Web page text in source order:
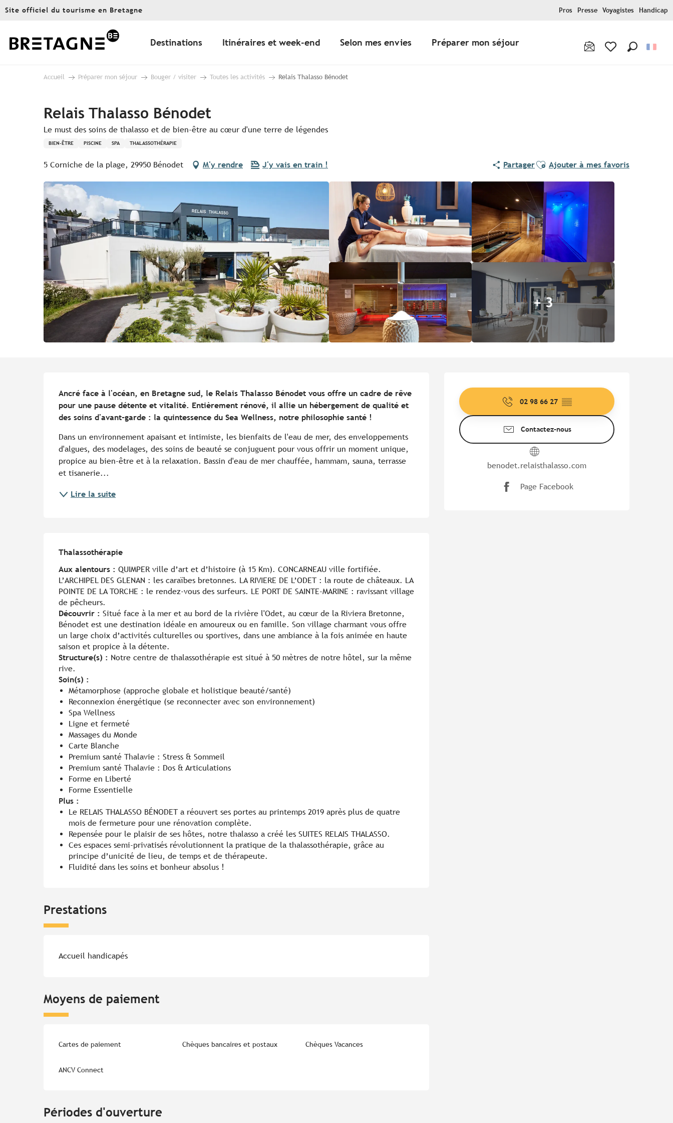
Aller
principal
Site officiel du tourisme en Bretagne Pros Presse Voyagistes Handicap
Destinations Itinéraires et week-end Selon mes envies Préparer mon séjour
Accueil Préparer mon séjour Bouger / visiter Toutes les activités Relais Thalasso Bénodet
Relais Thalasso Bénodet
Le must des soins de thalasso et de bien-être au cœur d'une terre de légendes
BIEN-ÊTRE PISCINE SPA THALASSOTHÉRAPIE
5 Corniche de la plage, 29950 Bénodet M'y rendre J'y vais en train ! PartagerAjouter aux favoris
Ajouter à mes favoris
+ 3
Ouverture et coordonnées
02 98 66 27 ▒▒
Contactez-nous
benodet.relaisthalasso.com
Page Facebook
Ancré face à l'océan, en Bretagne sud, le Relais Thalasso Bénodet vous offre un cadre de rêve
pour une pause détente et vitalité. Entièrement rénové, il allie un hébergement de qualité et
des soins d'avant-garde : la quintessence du Sea Wellness, notre philosophie santé !
Dans un environnement apaisant et intimiste, les bienfaits de l'eau de mer, des enveloppements
d'algues, des modelages, des soins de beauté se conjuguent pour vous offrir un moment unique,
propice au bien-être et à la relaxation. Bassin d'eau de mer chauffée, hammam, sauna, terrasse
et tisanerie...
Lire la suite
Thalassothérapie
Thalassothérapie
Aux alentours : QUIMPER ville d’art et d’histoire (à 15 Km). CONCARNEAU ville fortifiée.
L’ARCHIPEL DES GLENAN : les caraïbes bretonnes. LA RIVIERE DE L’ODET : la route de châteaux. LA
POINTE DE LA TORCHE : le rendez-vous des surfeurs. LE PORT DE SAINTE-MARINE : ravissant village
de pêcheurs.
Découvrir : Situé face à la mer et au bord de la rivière l'Odet, au cœur de la Riviera Bretonne,
Bénodet est une destination idéale en amoureux ou en famille. Son village charmant vous offre
un large choix d’activités culturelles ou sportives, dans une ambiance à la fois animée en haute
saison et propice à la détente.
Structure(s) : Notre centre de thalassothérapie est situé à 50 mètres de notre hôtel, sur la même
rive.
Soin(s) :
Métamorphose (approche globale et holistique beauté/santé)
Reconnexion énergétique (se reconnecter avec son environnement)
Spa Wellness
Ligne et fermeté
Massages du Monde
Carte Blanche
Premium santé Thalavie : Stress & Sommeil
Premium santé Thalavie : Dos & Articulations
Forme en Liberté
Forme Essentielle
Plus :
Le RELAIS THALASSO BÉNODET a réouvert ses portes au printemps 2019 après plus de quatre
mois de fermeture pour une rénovation complète.
Repensée pour le plaisir de ses hôtes, notre thalasso a créé les SUITES RELAIS THALASSO.
Ces espaces semi-privatisés révolutionnent la pratique de la thalassothérapie, grâce au
principe d’unicité de lieu, de temps et de thérapeute.
Fluidité dans les soins et bonheur absolus !
Prestations
Accueil handicapés
Moyens de paiement
Cartes de paiement Chèques bancaires et postaux Chèques Vacances
ANCV Connect
Périodes d'ouverture